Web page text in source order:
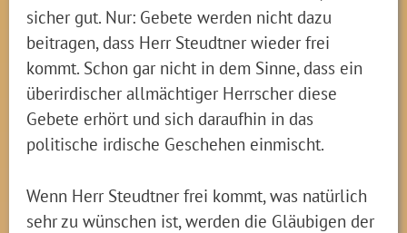
sicher gut. Nur: Gebete werden nicht dazu
beitragen, dass Herr Steudtner wieder frei
kommt. Schon gar nicht in dem Sinne, dass ein
überirdischer allmächtiger Herrscher diese
Gebete erhört und sich daraufhin in das
politische irdische Geschehen einmischt.
Wenn Herr Steudtner frei kommt, was natürlich
sehr zu wünschen ist, werden die Gläubigen der